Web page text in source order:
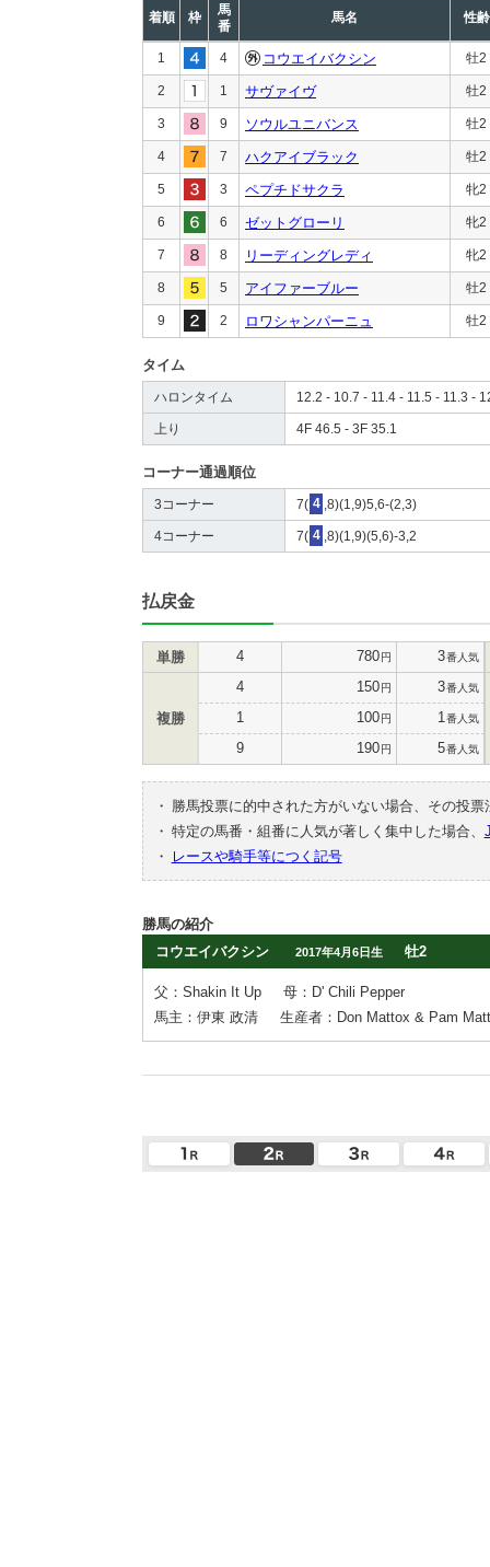
着順 枠
馬
番
馬名 性齢
1 4 コウエイバクシン 牡2
2 1 サヴァイヴ 牡2
3 9 ソウルユニバンス 牡2
4 7 ハクアイブラック 牡2
5 3 ペプチドサクラ 牝2
6 6 ゼットグローリ 牝2
7 8 リーディングレディ 牝2
8 5 アイファーブルー 牡2
9 2 ロワシャンパーニュ 牡2
タイム
ハロンタイム 12.2 - 10.7 - 11.4 - 11.5 - 11.3 -
上り 4F 46.5 - 3F 35.1
コーナー通過順位
3コーナー 7( 4 ,8)(1,9)5,6-(2,3)
4コーナー 7( 4 ,8)(1,9)(5,6)-3,2
払戻金
単勝 4 780円 3番人気
複勝
4 150円 3番人気
1 100円 1 番人気
9 190円 5番人気
・
勝馬投票に的中された方がいない場合、その投
・ 特定の馬番・組番に人気が著しく集中した場合、
・
レースや騎手等につく記号
勝馬の紹介
コウエイバクシン
2017年4月6日生 牡2
父：Shakin It Up
母：D' Chili Pepper
馬主：伊東 政清
生産者：Don Mattox & Pam